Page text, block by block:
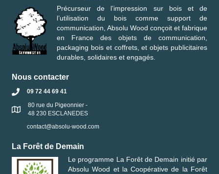
Précurseur de l’impression sur bois et de
l’utilisation du bois comme support de
communication, Absolu Wood conçoit et fabrique
en France des objets de communication,
packaging bois et coffrets, et objets publicitaires
durables, solidaires et engagés.
Nous contacter
09 72 44 69 41
80 rue du Pigeonnier -
48 230 ESCLANEDES
contact@absolu-wood.com
La Forêt de Demain
Le programme La Forêt de Demain initié par
Absolu Wood et laCoopérative de la Forêt